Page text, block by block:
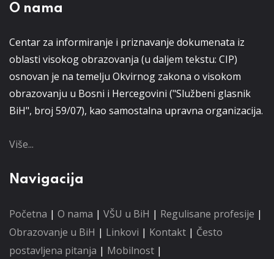
O nama
Centar za informiranje i priznavanje dokumenata iz
oblasti visokog obrazovanja (u daljem tekstu: CIP)
osnovan je na temelju Okvirnog zakona o visokom
obrazovanju u Bosni i Hercegovini ("Službeni glasnik
BiH", broj 59/07), kao samostalna upravna organizacija.
Više...
Navigacija
Početna | O nama | VŠU u BiH | Regulisane profesije |
Obrazovanje u BiH | Linkovi | Kontakt | Često
postavljena pitanja | Mobilnost |